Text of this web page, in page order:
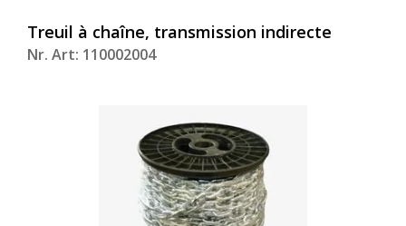
Treuil à chaîne, transmission indirecte
Nr. Art: 110002004